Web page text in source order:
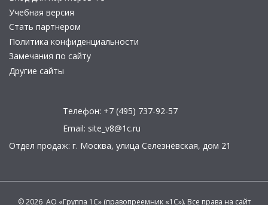
Учебная версия
Стать партнером
Политика конфиденциальности
Замечания по сайту
Другие сайты
Телефон: +7 (495) 737-92-57
Email: site_v8@1c.ru
Отдел продаж: г. Москва, улица Селезнёвская, дом 21
© 2026 АО «Группа 1С» (правопреемник «1С»). Все права на сайт